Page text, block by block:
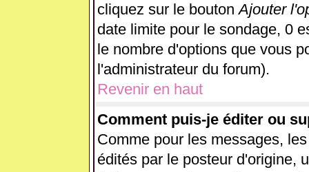
cliquez sur le boutonAjouter
date limite pour le sondage, 0
le nombre d'options que vous
l'administrateur du forum).
Revenir en haut
Comment puis-je éditer ou
Comme pour les messages,
édités par le posteur d'origine,